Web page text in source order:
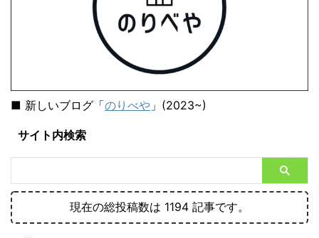
■ 新しいブログ「のりべや 」(2023~)
サイト内検索
現在の総投稿数は 1194 記事です。